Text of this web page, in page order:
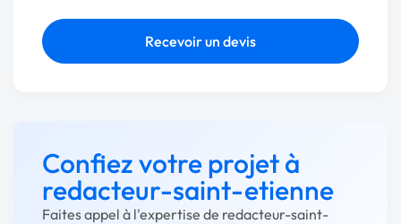
Recevoir un devis
Confiez votre projet à
redacteur-saint-etienne
Faites appel à l'expertise de redacteur-saint-